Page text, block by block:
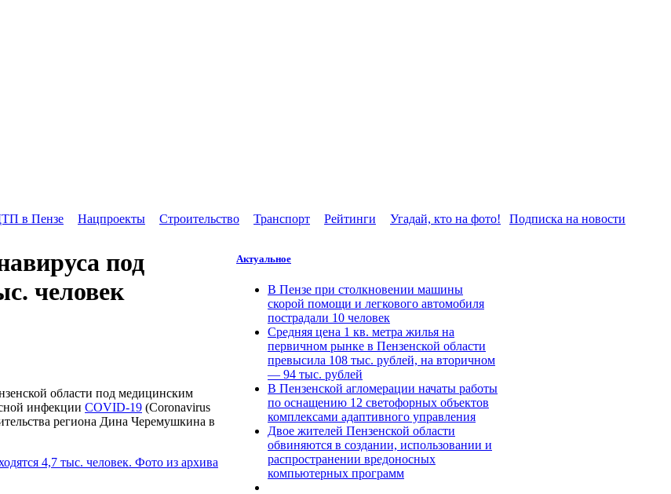
в Пензе Нацпроекты Строительство Транспорт Рейтинги Угадай, кто на фото! Подписка на новости
под
человек
области под медицинским
инфекции COVID-19 (Coronavirus
региона Дина Черемушкина в
Актуальное
В Пензе при столкновении машины
скорой помощи и легкового автомобиля
пострадали 10 человек
Средняя цена 1 кв. метра жилья на
первичном рынке в Пензенской области
превысила 108 тыс. рублей, на вторичном
— 94 тыс. рублей
В Пензенской агломерации начаты работы
по оснащению 12 светофорных объектов
комплексами адаптивного управления
Двое жителей Пензенской области
обвиняются в создании, использовании и
распространении вредоносных
компьютерных программ